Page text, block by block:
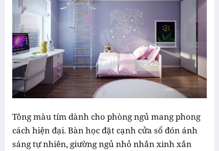
Tông màu tím dành cho phòng ngủ mang phong
cách hiện đại. Bàn học đặt cạnh cửa sổ đón ánh
sáng tự nhiên, giường ngủ nhỏ nhắn xinh xắn